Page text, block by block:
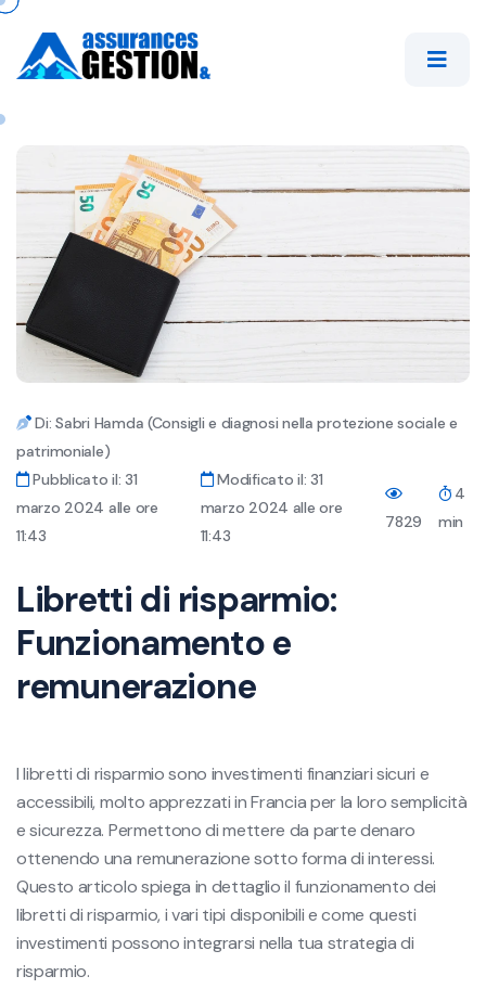
Di: Sabri Hamda (Consigli e diagnosi nella protezione sociale e
patrimoniale)
Pubblicato il: 31
marzo 2024 alle ore
11:43
Modificato il: 31
marzo 2024 alle ore
11:43
7829
4
min
Libretti di risparmio:
Funzionamento e
remunerazione
I libretti di risparmio sono investimenti finanziari sicuri e
accessibili, molto apprezzati in Francia per la loro semplicità
e sicurezza. Permettono di mettere da parte denaro
ottenendo una remunerazione sotto forma di interessi.
Questo articolo spiega in dettaglio il funzionamento dei
libretti di risparmio, i vari tipi disponibili e come questi
investimenti possono integrarsi nella tua strategia di
risparmio.